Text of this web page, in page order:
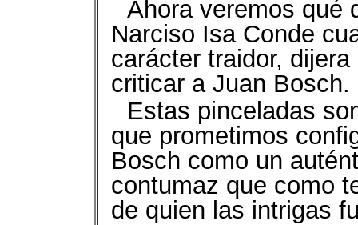
Ahora veremos qué
Narciso Isa Conde
carácter traidor,
criticar a Juan Bosch.
Estas pinceladas
que prometimos
Bosch como un
contumaz que como
de quien las intrigas